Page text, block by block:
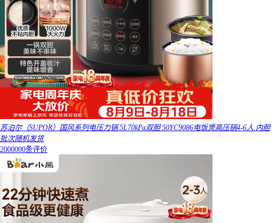
苏泊尔（SUPOR）国风系列电压力锅 5L70kPa双胆 50YC9086电饭煲高压锅4-6人 内胆
批次随机发货
2000000条评价